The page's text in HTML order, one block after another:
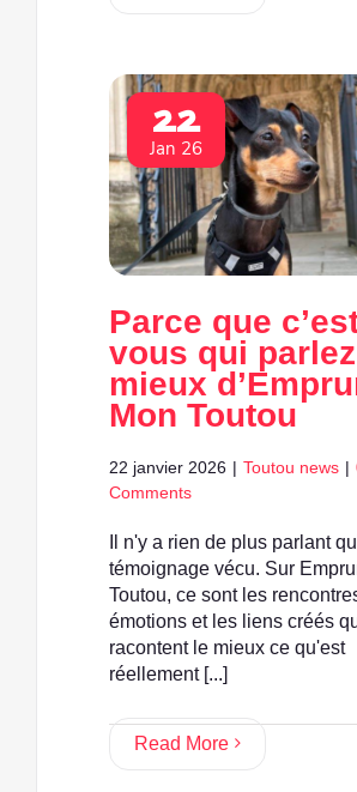
22
Jan 26
Parce que
vous qui
mieux
Mon Toutou
22 janvier 2026 | Toutou news |
Comments
Il n'y a rien de plus parlant
témoignage vécu. Sur
Toutou, ce sont les
émotions et les liens créés
racontent le mieux ce qu'est
réellement [...]
Read More